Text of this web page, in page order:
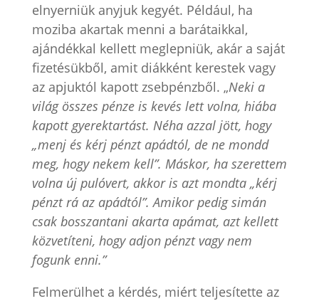
elnyerniük anyjuk kegyét. Például, ha
moziba akartak menni a barátaikkal,
ajándékkal kellett meglepniük, akár a saját
fizetésükből, amit diákként kerestek vagy
az apjuktól kapott zsebpénzből. „Neki a
világ összes pénze is kevés lett volna, hiába
kapott gyerektartást. Néha azzal jött, hogy
„menj és kérj pénzt apádtól, de ne mondd
meg, hogy nekem kell”. Máskor, ha szerettem
volna új pulóvert, akkor is azt mondta „kérj
pénzt rá az apádtól”. Amikor pedig simán
csak bosszantani akarta apámat, azt kellett
közvetíteni, hogy adjon pénzt vagy nem
fogunk enni.”
Felmerülhet a kérdés, miért teljesítette az